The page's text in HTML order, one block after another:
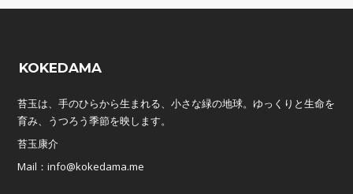
KOKEDAMA
苔玉は、手のひらから生まれる、小さな緑の地球。ゆっくりと生命を
育み、うつろう季節を映します。
苔玉康介
Mail：info@kokedama.me